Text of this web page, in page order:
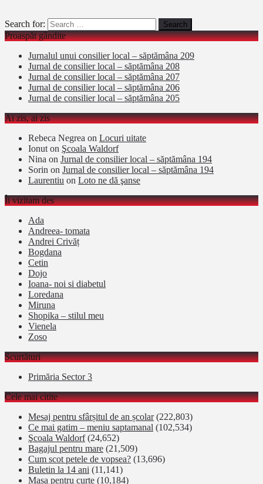
Search for:
Proaspăt gândite
Jurnalul unui consilier local – săptămâna 209
Jurnal de consilier local – săptămâna 208
Jurnal de consilier local – săptămâna 207
Jurnal de consilier local – săptămâna 206
Jurnal de consilier local – săptămâna 205
Ai zis, ai zis
Rebeca Negrea on Locuri uitate
Ionut on Şcoala Waldorf
Nina on Jurnal de consilier local – săptămâna 194
Sorin on Jurnal de consilier local – săptămâna 194
Laurentiu on Loto ne dă şanse
Îi vizitam des
Ada
Andreea- tomata
Andrei Crivăț
Bogdana
Cetin
Dojo
Ioana- noi si diabetul
Loredana
Miruna
Shopika – stilul meu
Vienela
Zoso
Scurtături
Primăria Sector 3
Cele mai citite
Mesaj pentru sfârșitul de an școlar (222,803)
Ce mai gatim – meniu saptamanal (102,534)
Şcoala Waldorf (24,652)
Bagajul pentru mare (21,509)
Cum scot petele de vopsea? (13,696)
Buletin la 14 ani (11,141)
Masa pentru curte (10,184)